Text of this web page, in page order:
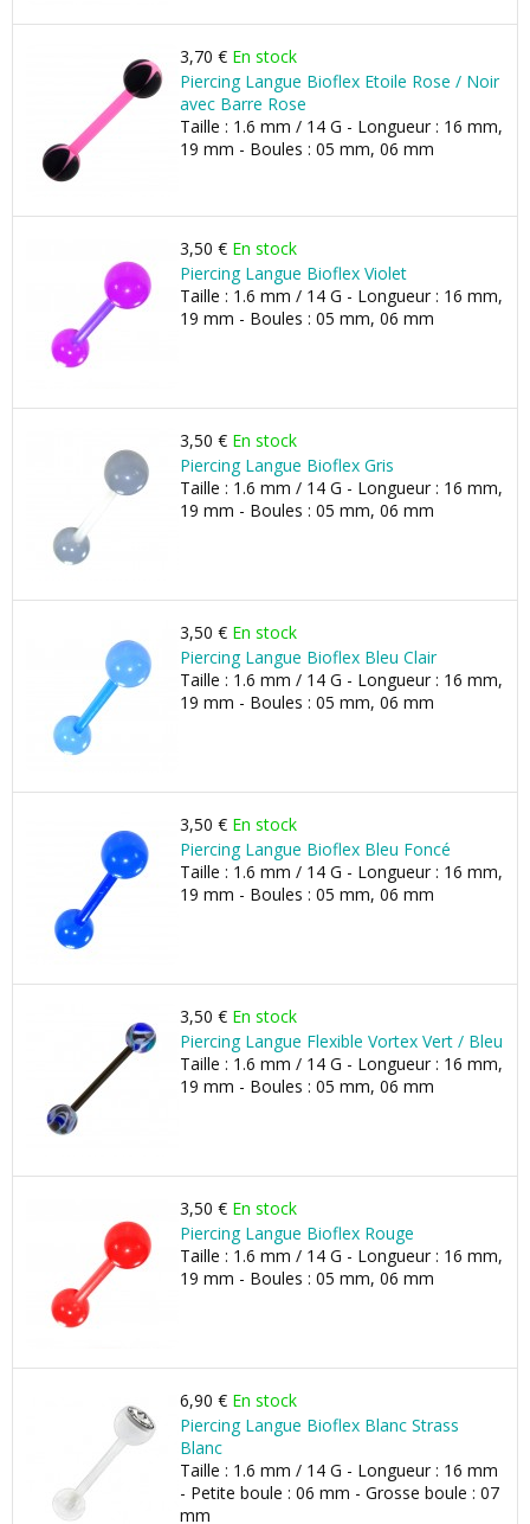
3,70 € En stock
Piercing Langue Bioflex Etoile Rose / Noir
avec Barre Rose
Taille : 1.6 mm / 14 G - Longueur : 16 mm,
19 mm - Boules : 05 mm, 06 mm
3,50 € En stock
Piercing Langue Bioflex Violet
Taille : 1.6 mm / 14 G - Longueur : 16 mm,
19 mm - Boules : 05 mm, 06 mm
3,50 € En stock
Piercing Langue Bioflex Gris
Taille : 1.6 mm / 14 G - Longueur : 16 mm,
19 mm - Boules : 05 mm, 06 mm
3,50 € En stock
Piercing Langue Bioflex Bleu Clair
Taille : 1.6 mm / 14 G - Longueur : 16 mm,
19 mm - Boules : 05 mm, 06 mm
3,50 € En stock
Piercing Langue Bioflex Bleu Foncé
Taille : 1.6 mm / 14 G - Longueur : 16 mm,
19 mm - Boules : 05 mm, 06 mm
3,50 € En stock
Piercing Langue Flexible Vortex Vert / Bleu
Taille : 1.6 mm / 14 G - Longueur : 16 mm,
19 mm - Boules : 05 mm, 06 mm
3,50 € En stock
Piercing Langue Bioflex Rouge
Taille : 1.6 mm / 14 G - Longueur : 16 mm,
19 mm - Boules : 05 mm, 06 mm
6,90 € En stock
Piercing Langue Bioflex Blanc Strass
Blanc
Taille : 1.6 mm / 14 G - Longueur : 16 mm
- Petite boule : 06 mm - Grosse boule : 07
mm